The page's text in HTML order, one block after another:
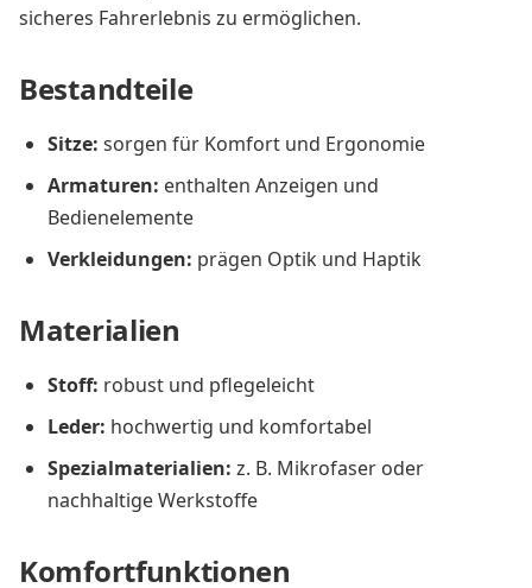
sicheres Fahrerlebnis zu ermöglichen.
Bestandteile
Sitze: sorgen für Komfort und Ergonomie
Armaturen: enthalten Anzeigen und
Bedienelemente
Verkleidungen: prägen Optik und Haptik
Materialien
Stoff: robust und pflegeleicht
Leder: hochwertig und komfortabel
Spezialmaterialien: z. B. Mikrofaser oder
nachhaltige Werkstoffe
Komfortfunktionen